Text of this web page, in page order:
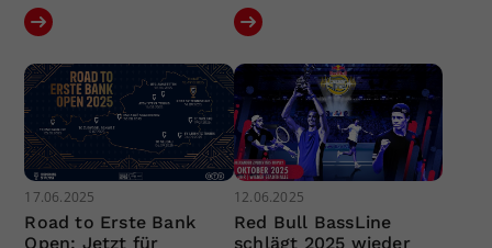
17.06.2025
Road to Erste Bank
Open: Jetzt für
12.06.2025
Red Bull BassLine
schlägt 2025 wieder